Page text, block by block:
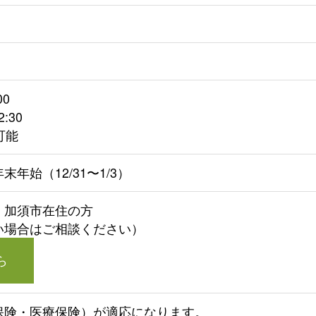
能
年始（12/31〜1/3）
須市在住の方
合はご相談ください）
・医療保険）が適応になります。